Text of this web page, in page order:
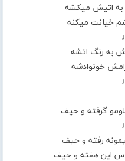
به اتیش میکشه
خیانت میکنه
به رنگ اتشه
خونوادشه
گرفته و حیف
رفته و حیف
این هفته و حیف